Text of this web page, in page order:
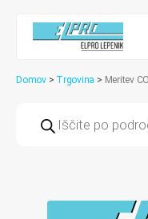
Domov > Trgovina > Meritev
search